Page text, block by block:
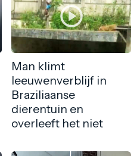
Man klimt
leeuwenverblijf in
Braziliaanse
dierentuin en
overleeft het niet